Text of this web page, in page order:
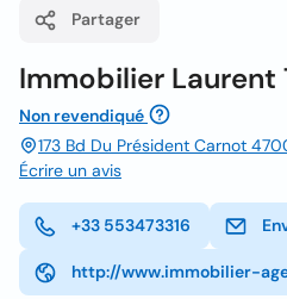
Partager
Immobilier Laurent
Non revendiqué
173 Bd Du Président Carnot
Écrire un avis
+33 553473316
http://www.immobilier-